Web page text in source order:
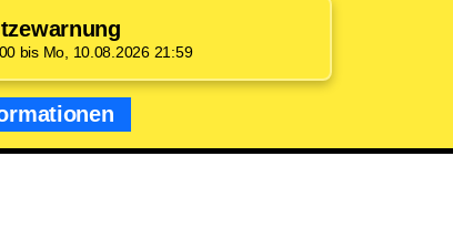
bis Mo, 10.08.2026 21:59